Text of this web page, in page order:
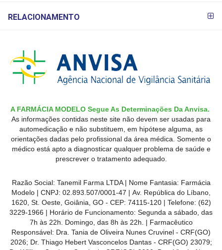
RELACIONAMENTO
A FARMÁCIA MODELO Segue As Determinações Da Anvisa.
As informações contidas neste site não devem ser usadas para
automedicação e não substituem, em hipótese alguma, as
orientações dadas pelo profissional da área médica. Somente o
médico está apto a diagnosticar qualquer problema de saúde e
prescrever o tratamento adequado.
Razão Social: Tanemil Farma LTDA | Nome Fantasia: Farmácia
Modelo | CNPJ: 02.893.507/0001-47 | Av. República do Líbano,
1620, St. Oeste, Goiânia, GO - CEP: 74115-120 | Telefone: (62)
3229-1966 | Horário de Funcionamento: Segunda a sábado, das
7h às 22h. Domingo, das 8h às 22h. | Farmacêutico
Responsável: Dra. Tania de Oliveira Nunes Cruvinel - CRF(GO)
2026; Dr. Thiago Hebert Vasconcelos Dantas - CRF(GO) 23079;